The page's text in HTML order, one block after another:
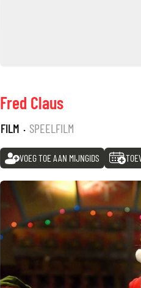
Fred Claus
FILM · SPEELFILM
VOEG TOE AAN MIJNGIDS